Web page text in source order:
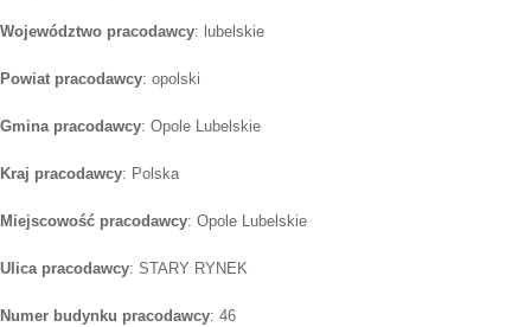
Województwo pracodawcy: lubelskie
Powiat pracodawcy: opolski
Gmina pracodawcy: Opole Lubelskie
Kraj pracodawcy: Polska
Miejscowość pracodawcy: Opole Lubelskie
Ulica pracodawcy: STARY RYNEK
Numer budynku pracodawcy: 46